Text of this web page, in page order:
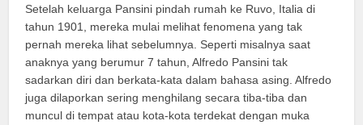
Setelah keluarga Pansini pindah rumah ke Ruvo, Italia di
tahun 1901, mereka mulai melihat fenomena yang tak
pernah mereka lihat sebelumnya. Seperti misalnya saat
anaknya yang berumur 7 tahun, Alfredo Pansini tak
sadarkan diri dan berkata-kata dalam bahasa asing. Alfredo
juga dilaporkan sering menghilang secara tiba-tiba dan
muncul di tempat atau kota-kota terdekat dengan muka